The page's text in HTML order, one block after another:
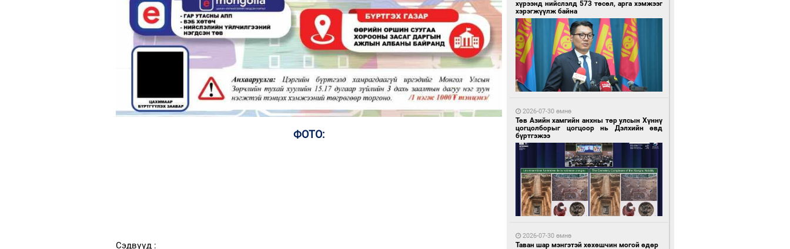
ФОТО:
Сэдвүүд :
5 цагийн өмнө өмнө
Монгол Улс “COP17”-д “Тал хээрийн
төлөвлөгөө”-гөө танилцуулна
5 цагийн өмнө өмнө
16 төрлийн эмийг нэг эх үүсвэрээс
худалдан авах журмыг баталлаа
хүрээнд нийслэлд 573 төсөл, арга хэмжээг
хэрэгжүүлж байна
2026-07-30 өмнө
Төв Азийн хамгийн анхны төр улсын Хүннү
цогцолборыг цогцоор нь Дэлхийн өвд
бүртгэжээ
2026-07-30 өмнө
Таван шар мэнгэтэй хөхөшчин могой өдөр